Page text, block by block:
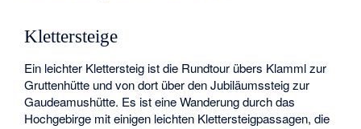
Klettersteige
Ein leichter Klettersteig ist die Rundtour übers Klamml zur
Gruttenhütte und von dort über den Jubiläumssteig zur
Gaudeamushütte. Es ist eine Wanderung durch das
Hochgebirge mit einigen leichten Klettersteigpassagen, die